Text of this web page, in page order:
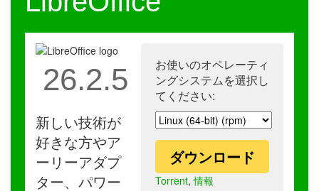
お使いのオペレーティ
ングシステムを選択し
てください:
ダウンロード
Torrent,情報
26.2.5
新しい技術が
好きな方やア
ーリーアダプ
ター、パワー